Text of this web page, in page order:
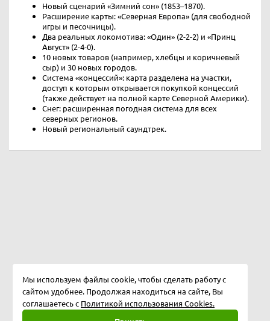
Новый сценарий «Зимний сон» (1853–1870).
Расширение карты: «Северная Европа» (для свободной
игры и песочницы).
Два реальных локомотива: «Один» (2-2-2) и «Принц
Август» (2-4-0).
10 новых товаров (например, хлебцы и коричневый
сыр) и 30 новых городов.
Система «концессий»: карта разделена на участки,
доступ к которым открывается покупкой концессий
(также действует на полной карте Северной Америки).
Снег: расширенная погодная система для всех
северных регионов.
Новый региональный саундтрек.
Мы используем файлы cookie, чтобы сделать работу с
сайтом удобнее. Продолжая находиться на сайте, Вы
соглашаетесь с Политикой использования Cookies.